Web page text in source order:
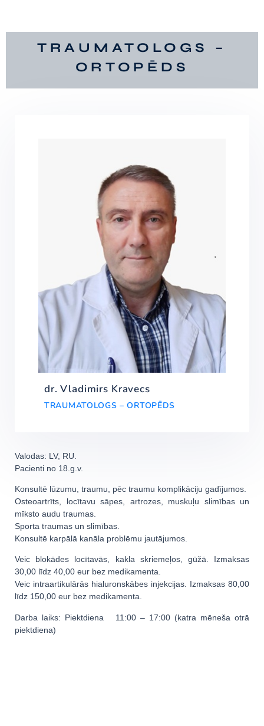
TRAUMATOLOGS –
ORTOPĒDS
dr. Vladimirs Kravecs
TRAUMATOLOGS – ORTOPĒDS
Valodas: LV, RU.
Pacienti no 18.g.v.
Konsultē lūzumu, traumu, pēc traumu komplikāciju gadījumos.
Osteoartrīts, locītavu sāpes, artrozes, muskuļu slimības un
mīksto audu traumas.
Sporta traumas un slimības.
Konsultē karpālā kanāla problēmu jautājumos.
Veic blokādes locītavās, kakla skriemeļos, gūžā. Izmaksas
30,00 līdz 40,00 eur bez medikamenta.
Veic intraartikulārās hialuronskābes injekcijas. Izmaksas 80,00
līdz 150,00 eur bez medikamenta.
Darba laiks: Piektdiena 11:00 – 17:00 (katra mēneša otrā
piektdiena)